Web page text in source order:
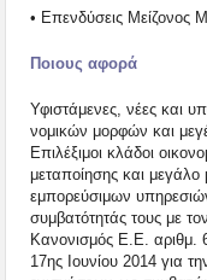
• Επενδύσεις Μείζονος
Ποιους αφορά
Υφιστάμενες, νέες και
νομικών μορφών και
Επιλέξιμοι κλάδοι
μεταποίησης και
εμπορεύσιμων
συμβατότητάς τους με
Κανονισμός Ε.Ε. αριθμ.
17ης Ιουνίου 2014 για